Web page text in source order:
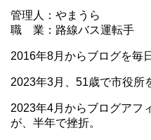
管理人：やまうら
職 業：路線バス運転手
2016年8月からブログを毎
2023年3月、51歳で市役所
2023年4月からブログアフ
が、半年で挫折。